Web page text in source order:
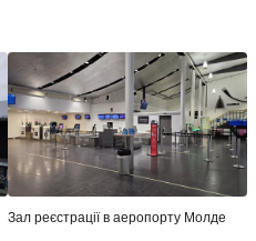
Зал реєстрації в аеропорту Молде